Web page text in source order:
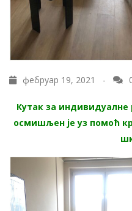
фебруар 19, 2021 -
Кутак за
осмишљен је уз помоћ